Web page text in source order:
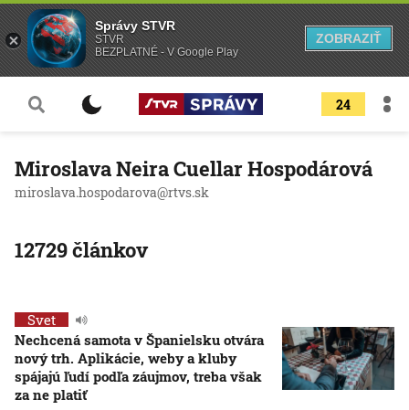
24
Miroslava Neira Cuellar Hospodárová
miroslava.hospodarova@rtvs.sk
12729 článkov
Svet
Nechcená samota v Španielsku otvára
nový trh. Aplikácie, weby a kluby
spájajú ľudí podľa záujmov, treba však
za ne platiť
Správy STVR
STVR
BEZPLATNÉ - V Google Play
ZOBRAZIŤ